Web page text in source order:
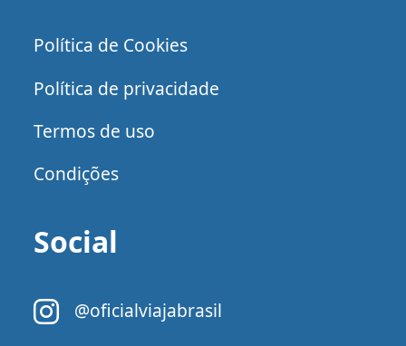
Política de Cookies
Política de privacidade
Termos de uso
Condições
Social
@oficialviajabrasil